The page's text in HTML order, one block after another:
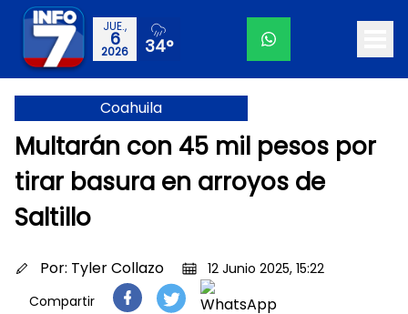
JUE.,
6
2026 34°
Coahuila
Multarán con 45 mil pesos por
tirar basura en arroyos de
Saltillo
Por: Tyler Collazo
12 Junio 2025, 15:22
Compartir